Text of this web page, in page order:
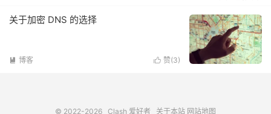
关于加密 DNS 的选择
 赞(3)
 博客
© 2022-2026 Clash 爱好者 关于本站 网站地图